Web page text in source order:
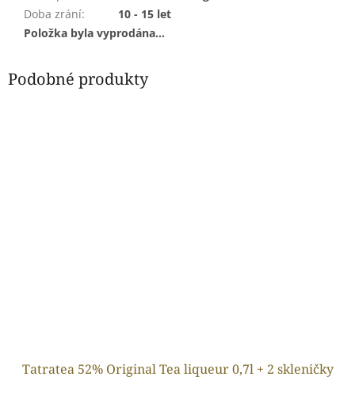
Doba zrání:
10 - 15 let
Položka byla vyprodána…
Podobné produkty
Tatratea 52% Original Tea liqueur 0,7l + 2 skleničky